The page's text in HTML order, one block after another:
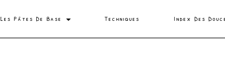
Les Pâtes De Base Techniques Index Des